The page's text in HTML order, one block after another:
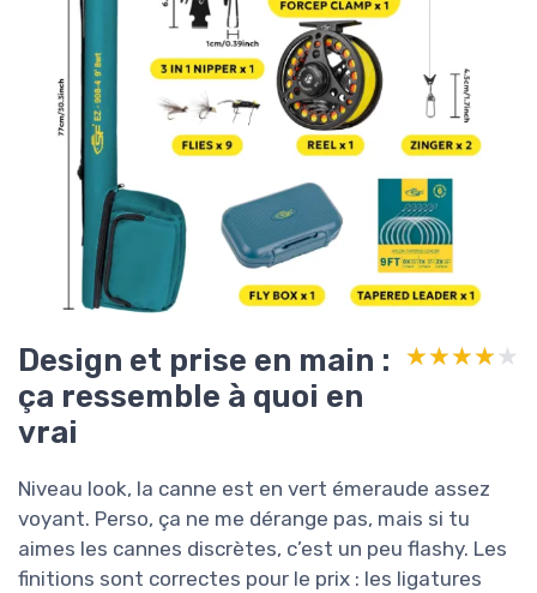
Design et prise en main :
ça ressemble à quoi en
vrai
★★★★★
★★★★★
Niveau look, la canne est en vert émeraude assez
voyant. Perso, ça ne me dérange pas, mais si tu
aimes les cannes discrètes, c’est un peu flashy. Les
finitions sont correctes pour le prix : les ligatures